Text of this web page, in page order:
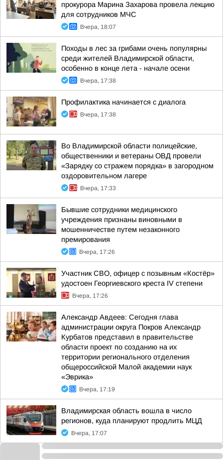
прокурора Марина Захарова провела лекцию
для сотрудников МЧС
Вчера, 18:07
Походы в лес за грибами очень популярны
среди жителей Владимирской области,
особенно в конце лета - начале осени
Вчера, 17:38
Профилактика начинается с диалога
Вчера, 17:38
Во Владимирской области полицейские,
общественники и ветераны ОВД провели
«Зарядку со стражем порядка» в загородном
оздоровительном лагере
Вчера, 17:33
Бывшие сотрудники медицинского
учреждения признаны виновными в
мошенничестве путем незаконного
премирования
Вчера, 17:26
Участник СВО, офицер с позывным «Костёр»
удостоен Георгиевского креста IV степени
Вчера, 17:26
Александр Авдеев: Сегодня глава
администрации округа Покров Александр
Курбатов представил в правительстве
области проект по созданию на их
территории регионального отделения
общероссийской Малой академии наук
«Эврика»
Вчера, 17:19
Владимирская область вошла в число
регионов, куда планируют продлить МЦД
Вчера, 17:07